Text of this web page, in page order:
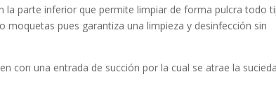
la parte inferior que permite limpiar de forma pulcra todo
moquetas pues garantiza una limpieza y desinfección sin
con una entrada de succión por la cual se atrae la